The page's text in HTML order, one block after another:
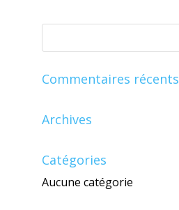
Commentaires récents
Archives
Catégories
Aucune catégorie